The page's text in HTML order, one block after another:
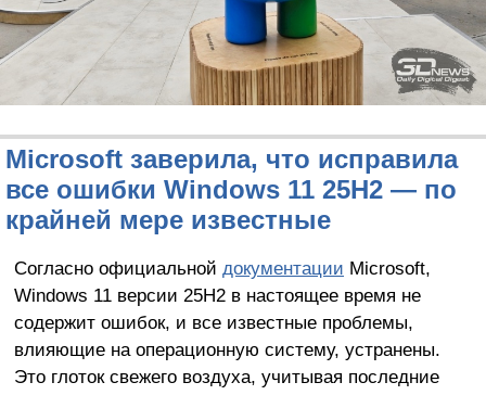
Microsoft заверила, что исправила
все ошибки Windows 11 25H2 — по
крайней мере известные
Согласно официальной документации Microsoft,
Windows 11 версии 25H2 в настоящее время не
содержит ошибок, и все известные проблемы,
влияющие на операционную систему, устранены.
Это глоток свежего воздуха, учитывая последние